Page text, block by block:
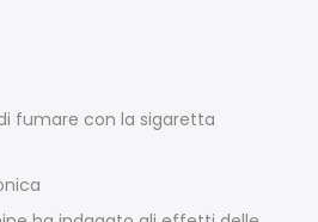
fumare con la sigaretta